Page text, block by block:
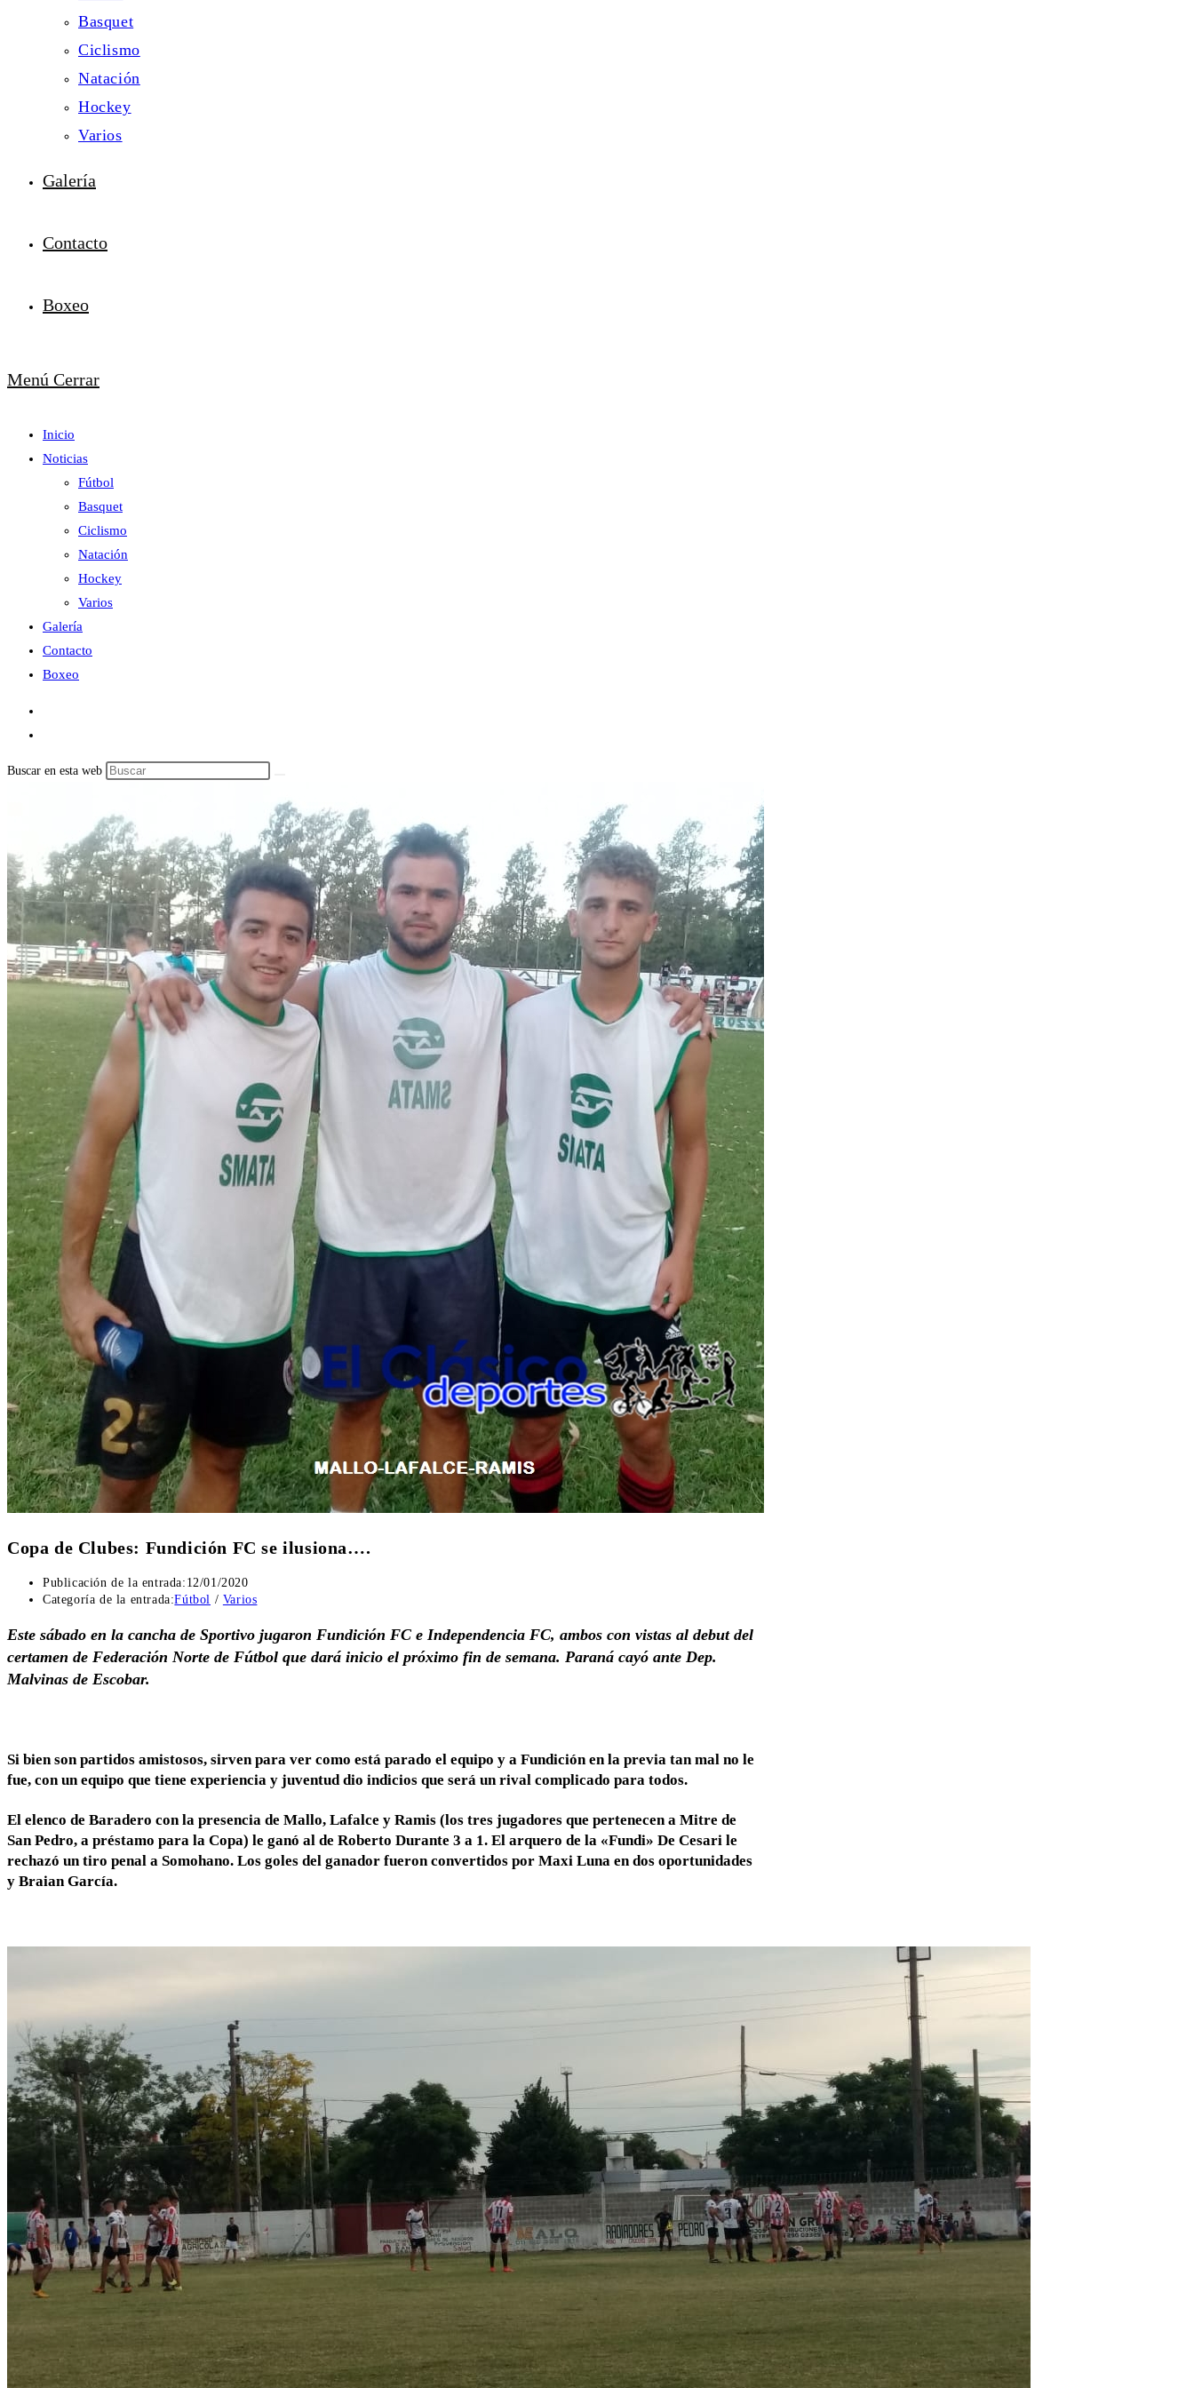
Basquet
Ciclismo
Natación
Hockey
Varios
Galería
Contacto
Boxeo
Menú Cerrar
Inicio
Noticias
Fútbol
Basquet
Ciclismo
Natación
Hockey
Varios
Galería
Contacto
Boxeo
Buscar en esta web
Copa de Clubes: Fundición FC se ilusiona….
Publicación de la entrada: 12/01/2020
Categoría de la entrada:Fútbol / Varios
Este sábado en la cancha de Sportivo jugaron Fundición FC e Independencia FC, ambos con vistas al debut del
certamen de Federación Norte de Fútbol que dará inicio el próximo fin de semana. Paraná cayó ante Dep.
Malvinas de Escobar.
Si bien son partidos amistosos, sirven para ver como está parado el equipo y a Fundición en la previa tan mal no le
fue, con un equipo que tiene experiencia y juventud dio indicios que será un rival complicado para todos.
El elenco de Baradero con la presencia de Mallo, Lafalce y Ramis (los tres jugadores que pertenecen a Mitre de
San Pedro, a préstamo para la Copa) le ganó al de Roberto Durante 3 a 1. El arquero de la «Fundi» De Cesari le
rechazó un tiro penal a Somohano. Los goles del ganador fueron convertidos por Maxi Luna en dos oportunidades
y Braian García.